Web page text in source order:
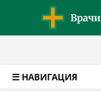
Врачи
☰ НАВИГАЦИЯ